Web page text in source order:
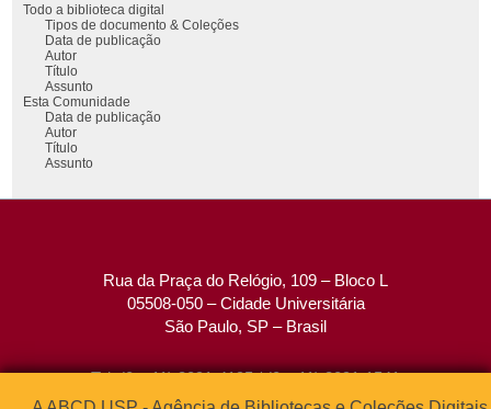
Todo a biblioteca digital
Tipos de documento & Coleções
Data de publicação
Autor
Título
Assunto
Esta Comunidade
Data de publicação
Autor
Título
Assunto
Rua da Praça do Relógio, 109 – Bloco L
05508-050 – Cidade Universitária
São Paulo, SP – Brasil
Tel: (0xx11) 3091-4195 / (0xx11) 3091-1541
Fax: (0xx11) 3091-1567